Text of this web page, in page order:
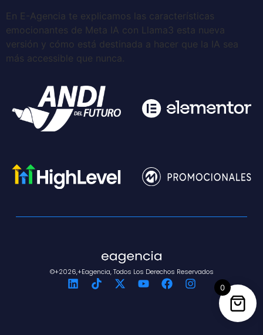
En E-Agencia te explicamos las características
emocionantes de Meta IA con Llama3 esta nueva
versión y cómo está destinada a hacer que la IA sea
más accessible que nunca.
©+2026,+eagencia, Todos Los Derechos Reservados
0